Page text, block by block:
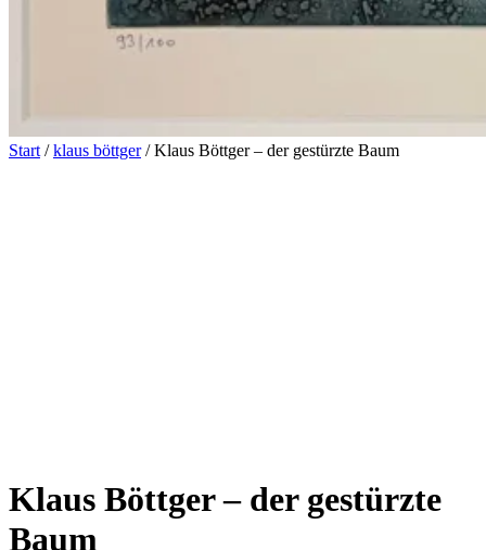
Start /klaus böttger/ Klaus Böttger – der gestürzte Baum
Klaus Böttger – der gestürzte
Baum